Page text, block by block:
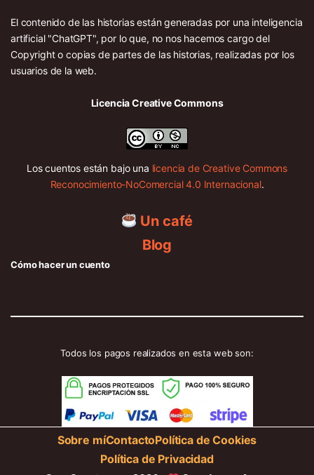
El contenido de las historias están generadas por una inteligencia
artificial "ChatGPT", por lo que, no nos hacemos cargo del
Copyright o copias de partes de las historias, realizadas por los
usuarios de la web.
Licencia Creative Commons
Los cuentos están bajo una licencia de Creative Commons
Reconocimiento-NoComercial 4.0 Internacional.
Un café
Blog
Cómo hacer un cuento
Todos los pagos realizados en esta web son:
Sobre míContactoPolítica de Cookies
Política de Privacidad